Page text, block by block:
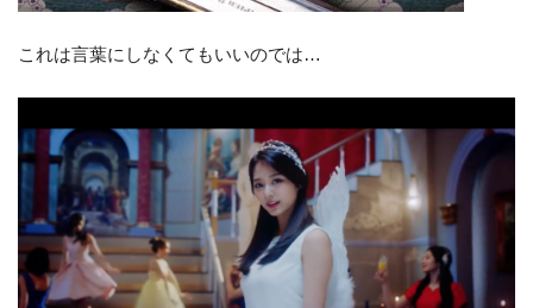
これは言葉にしなくてもいいのでは…